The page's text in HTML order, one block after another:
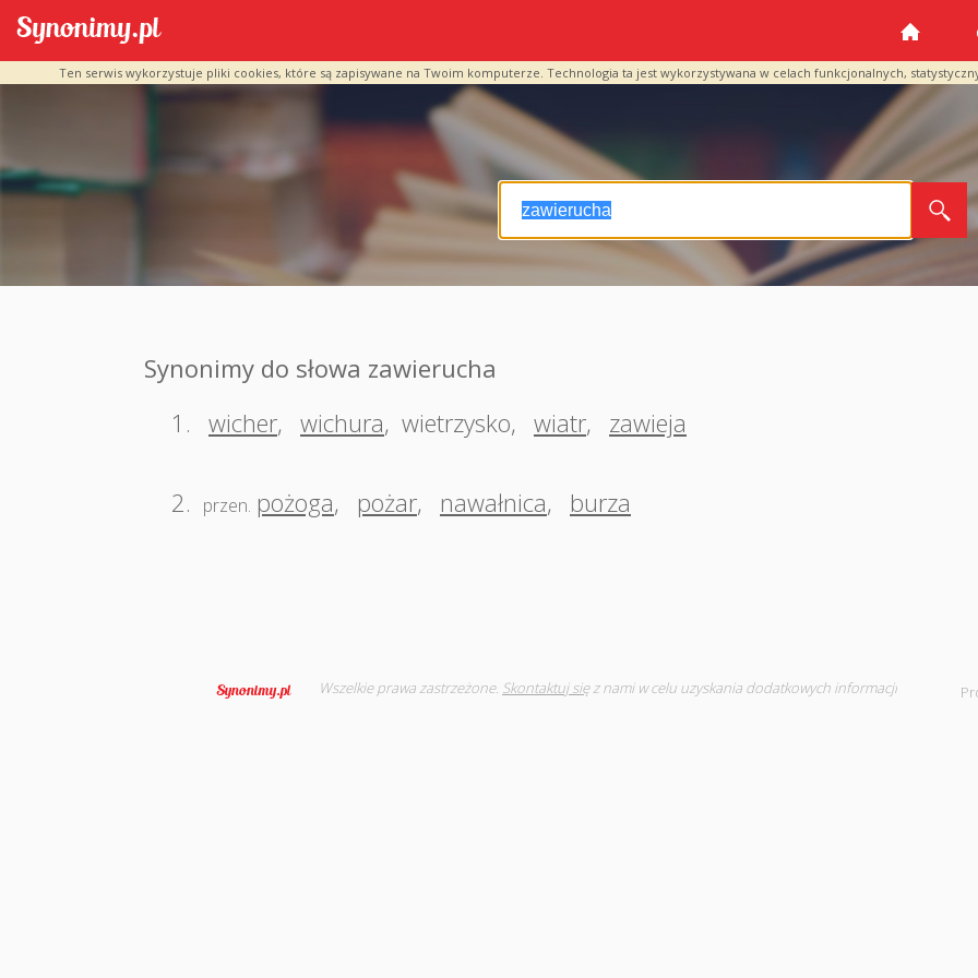
Ten serwis wykorzystuje pliki cookies, które są zapisywane na Twoim komputerze. Technologia ta jest wykorzystywana w celach funkcjonalnych,
Synonimy do słowa zawierucha
1. wicher, wichura, wietrzysko, wiatr, zawieja
2. przen. pożoga, pożar, nawałnica, burza
Wszelkie prawa zastrzeżone. Skontaktuj sięz nami w celu uzyskania dodatkowych informacji